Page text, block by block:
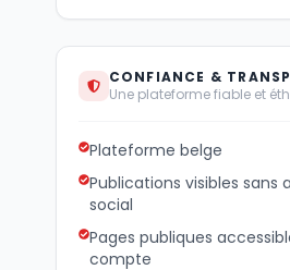
CONFIANCE &
Une plateforme fiable et
Plateforme belge
Publications visibles sans
social
Pages publiques
compte